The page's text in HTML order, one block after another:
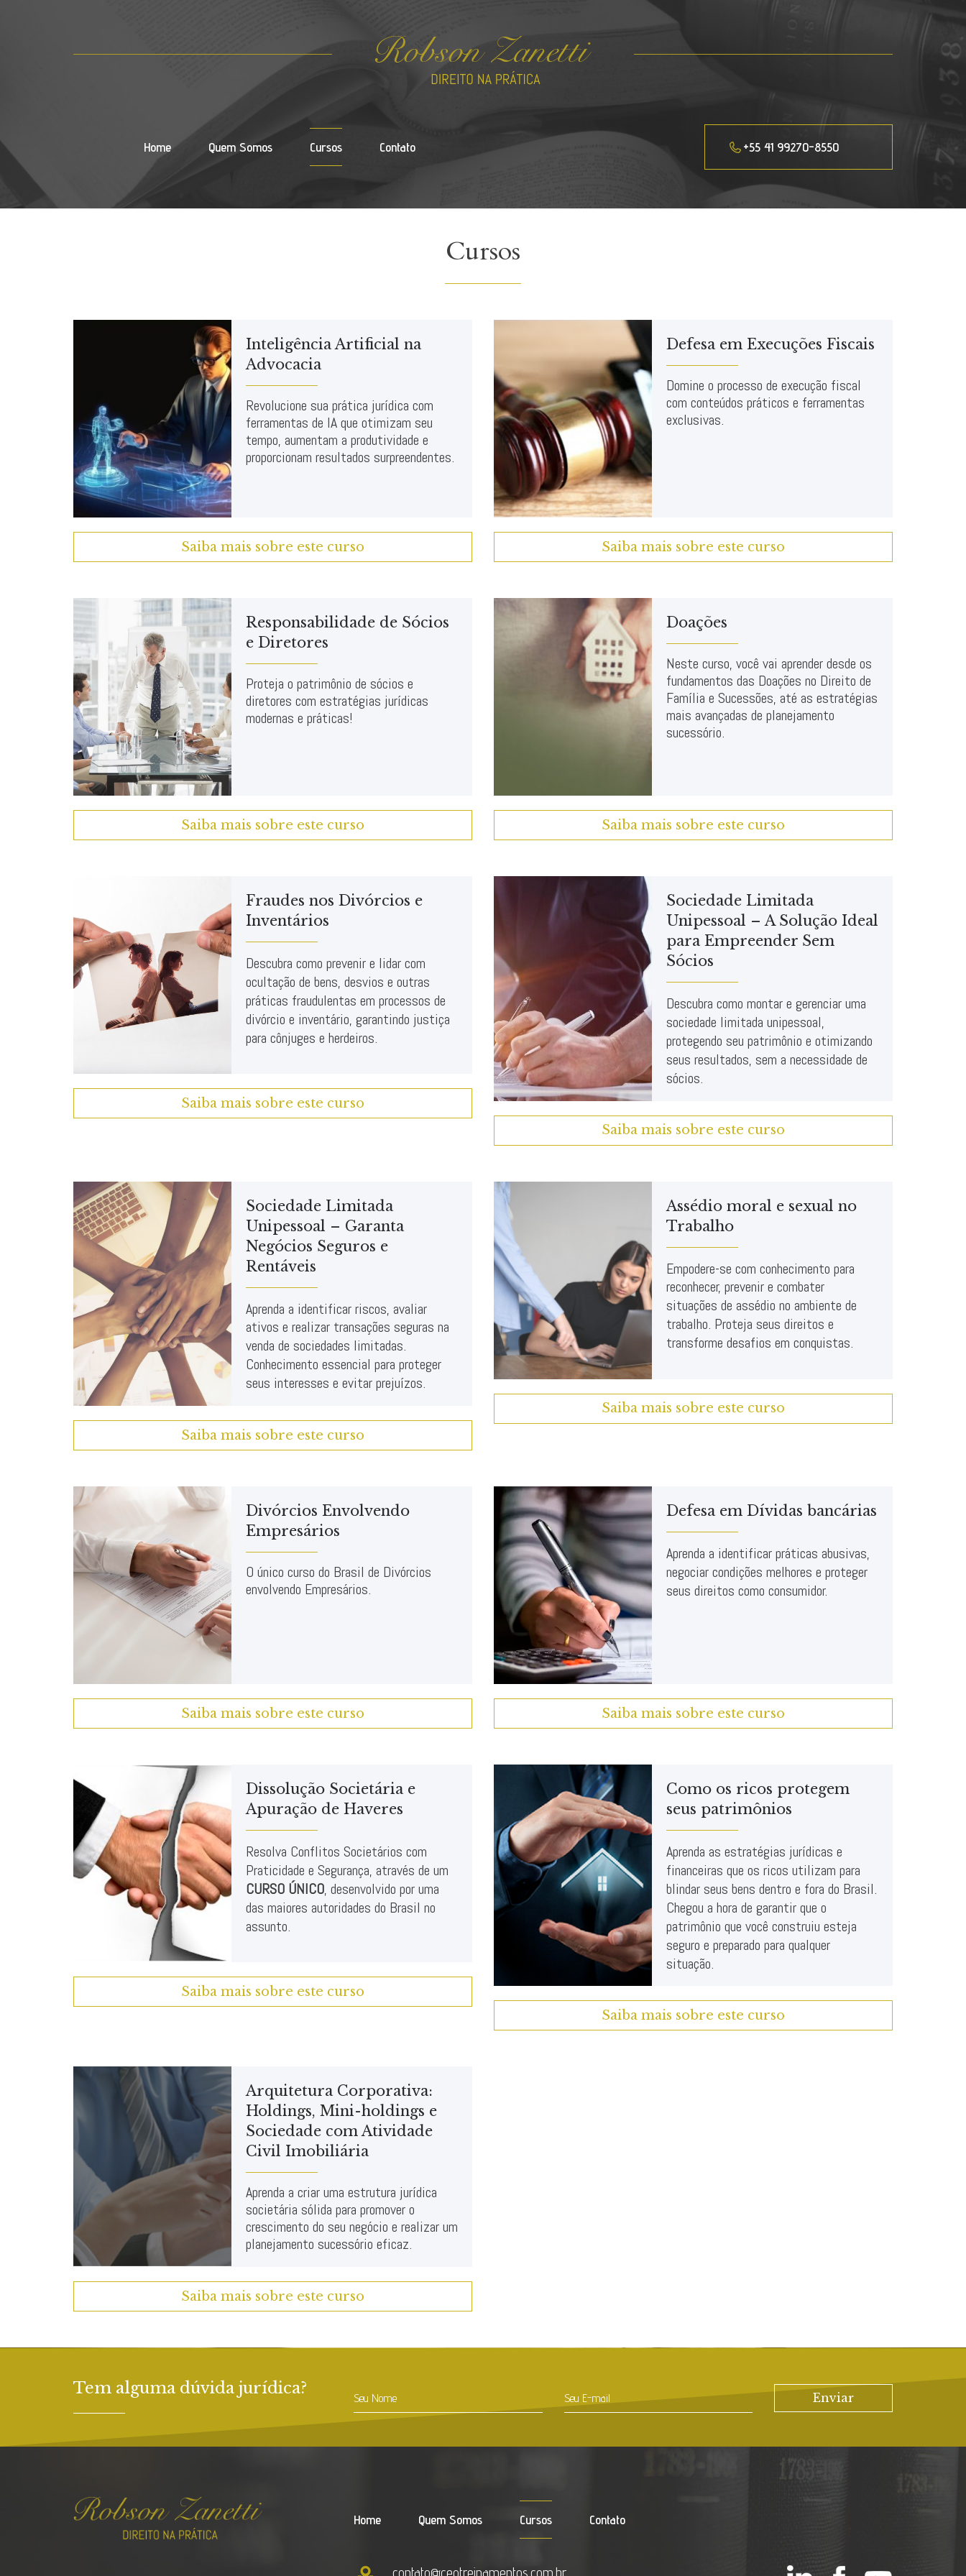
Home Quem Somos Cursos Contato +55 41 99270-8550
Cursos
Inteligência Artificial na
Advocacia
Revolucione sua prática jurídica com
ferramentas de IA que otimizam seu
tempo, aumentam a produtividade e
proporcionam resultados surpreendentes.
Saiba mais sobre este curso
Defesa em Execuções Fiscais
Domine o processo de execução fiscal
com conteúdos práticos e ferramentas
exclusivas.
Saiba mais sobre este curso
Responsabilidade de Sócios
e Diretores
Proteja o patrimônio de sócios e
diretores com estratégias jurídicas
modernas e práticas!
Saiba mais sobre este curso
Doações
Neste curso, você vai aprender desde os
fundamentos das Doações no Direito de
Família e Sucessões, até as estratégias
mais avançadas de planejamento
sucessório.
Saiba mais sobre este curso
Fraudes nos Divórcios e
Inventários
Descubra como prevenir e lidar com
ocultação de bens, desvios e outras
práticas fraudulentas em processos de
divórcio e inventário, garantindo justiça
para cônjuges e herdeiros.
Saiba mais sobre este curso
Sociedade Limitada
Unipessoal – A Solução Ideal
para Empreender Sem
Sócios
Descubra como montar e gerenciar uma
sociedade limitada unipessoal,
protegendo seu patrimônio e otimizando
seus resultados, sem a necessidade de
sócios.
Saiba mais sobre este curso
Sociedade Limitada
Unipessoal – Garanta
Negócios Seguros e
Rentáveis
Aprenda a identificar riscos, avaliar
ativos e realizar transações seguras na
venda de sociedades limitadas.
Conhecimento essencial para proteger
seus interesses e evitar prejuízos.
Saiba mais sobre este curso
Assédio moral e sexual no
Trabalho
Empodere-se com conhecimento para
reconhecer, prevenir e combater
situações de assédio no ambiente de
trabalho. Proteja seus direitos e
transforme desafios em conquistas.
Saiba mais sobre este curso
Divórcios Envolvendo
Empresários
O único curso do Brasil de Divórcios
envolvendo Empresários.
Saiba mais sobre este curso
Defesa em Dívidas bancárias
Aprenda a identificar práticas abusivas,
negociar condições melhores e proteger
seus direitos como consumidor.
Saiba mais sobre este curso
Dissolução Societária e
Apuração de Haveres
Resolva Conflitos Societários com
Praticidade e Segurança, através de um
CURSO ÚNICO, desenvolvido por uma
das maiores autoridades do Brasil no
assunto.
Saiba mais sobre este curso
Como os ricos protegem
seus patrimônios
Aprenda as estratégias jurídicas e
financeiras que os ricos utilizam para
blindar seus bens dentro e fora do Brasil.
Chegou a hora de garantir que o
patrimônio que você construiu esteja
seguro e preparado para qualquer
situação.
Saiba mais sobre este curso
Arquitetura Corporativa:
Holdings, Mini-holdings e
Sociedade com Atividade
Civil Imobiliária
Aprenda a criar uma estrutura jurídica
societária sólida para promover o
crescimento do seu negócio e realizar um
planejamento sucessório eficaz.
Saiba mais sobre este curso
Tem alguma dúvida jurídica?
Home Quem Somos Cursos Contato
contato@ceotreinamentos.com.br